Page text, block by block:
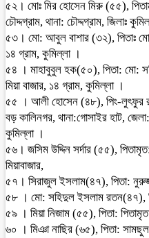
৫২। মোঃ মির হোসেন মিরু (৫৫),
চৌদ্দগ্রাম, থানা: চৌদ্দগ্রাম, জিলাঃ
৫৩। মো: আবুল বাশার (৩২), পিতাঃ
১৪ গ্রাম, কুমিল্লা ।
৫৪ । মাহাবুবুল হক(৫০), পিতা: মো:
মিয়া বাজার, ১৪ গ্রাম, কুমিল্লা ।
৫৫ । আলী হোসেন (৪৮), পিং-লুৎফুর
বড় কালিনগর, থানা:গোসাইর হাট,
কুমিল্লা ।
৫৬। জসিম উদ্দিন সর্দার (৫৫),
মিয়াবাজার,
৫৭। সিরাজুল ইসলাম(৪৭), পিতা:
৫৮ । মো: সহিদুল ইসলাম রতন(৪৭),
৫৯ । মিয়া নিজাম (৫৫), পিতা:
৬০ । মিঞা নাছির (৬৫), পিতা: